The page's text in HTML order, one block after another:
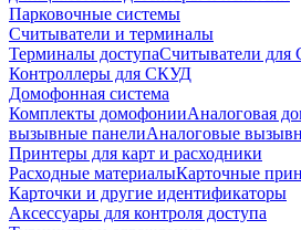
Парковочные системы
Считыватели и терминалы
Терминалы доступаСчитыватели
Контроллеры для СКУД
Домофонная система
Комплекты домофонииАналоговая
вызывные панелиАналоговые
Принтеры для карт и расходники
Расходные материалыКарточные
Карточки и другие идентификаторы
Аксессуары для контроля доступа